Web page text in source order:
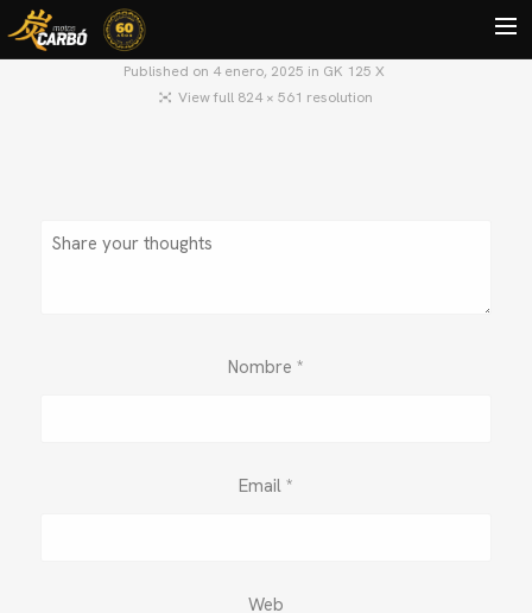
BLOG
Published on 4 enero, 2025 in GK 125 X
View full 824 × 561 resolution
Nombre *
Email *
Web